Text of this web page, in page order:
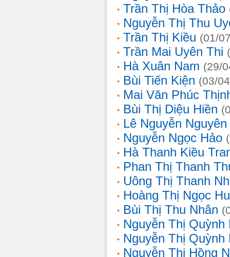
Trần Thị Hòa Thảo
Nguyễn Thị Thu
Trần Thị Kiều (01/
Trần Mai Uyên Thi
Hà Xuân Nam (29/
Bùi Tiến Kiện (03/
Mai Văn Phúc
Bùi Thị Diệu Hiền
Lê Nguyễn
Nguyễn Ngọc Hảo
Hà Thanh Kiều
Phan Thị Thanh
Uông Thị Thanh
Hoàng Thị Ngọc
Bùi Thị Thu Nhân
Nguyễn Thị Quỳnh
Nguyễn Thị Quỳnh
Nguyễn Thị Hồng